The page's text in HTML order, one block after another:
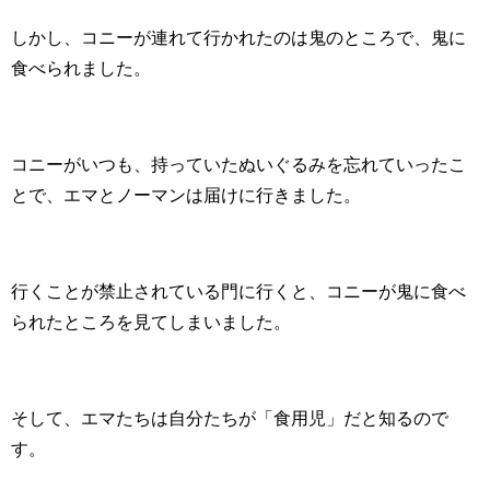
しかし、コニーが連れて行かれたのは鬼のところで、鬼に
食べられました。
コニーがいつも、持っていたぬいぐるみを忘れていったこ
とで、エマとノーマンは届けに行きました。
行くことが禁止されている門に行くと、コニーが鬼に食べ
られたところを見てしまいました。
そして、エマたちは自分たちが「食用児」だと知るので
す。